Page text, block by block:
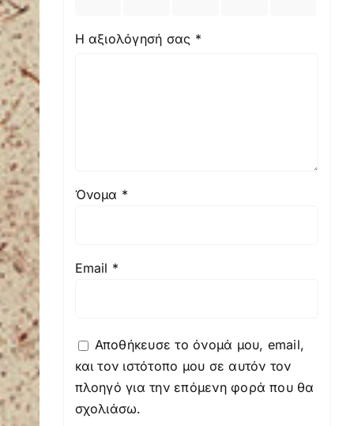
Η αξιολόγησή σας *
Όνομα *
Email *
Αποθήκευσε το όνομά μου, email,
και τον ιστότοπο μου σε αυτόν τον
πλοηγό για την επόμενη φορά που θα
σχολιάσω.